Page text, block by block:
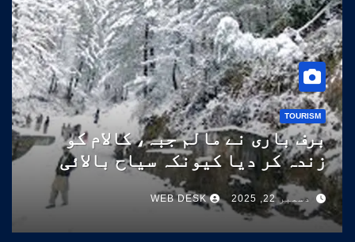
TOURISM
برف باری نے مالم جبہ، کالام کو
زندہ کر دیا کیونکہ سیاح بالائی
سوات کی طرف آتے ہیں
دسمبر 22, 2025 WEB DESK